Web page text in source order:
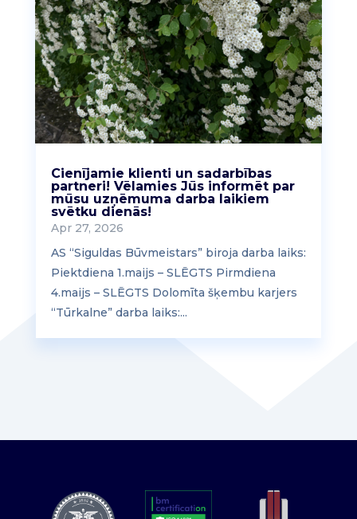
Cienījamie klienti un sadarbības
partneri! Vēlamies Jūs informēt par
mūsu uzņēmuma darba laikiem
svētku dienās!
Apr 27, 2026
AS “Siguldas Būvmeistars” biroja darba laiks:
Piektdiena 1.maijs – SLĒGTS Pirmdiena
4.maijs – SLĒGTS Dolomīta šķembu karjers
“Tūrkalne” darba laiks:...